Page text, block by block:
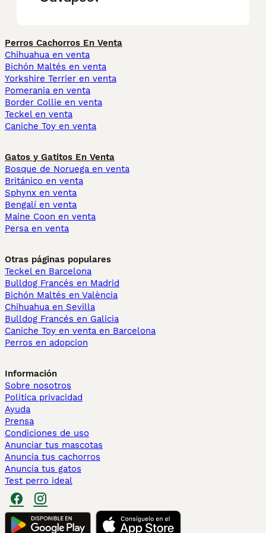
Perros Cachorros En Venta
Chihuahua en venta
Bichón Maltés en venta
Yorkshire Terrier en venta
Pomerania en venta
Border Collie en venta
Teckel en venta
Caniche Toy en venta
Gatos y Gatitos En Venta
Bosque de Noruega en venta
Británico en venta
Sphynx en venta
Bengalí en venta
Maine Coon en venta
Persa en venta
Otras páginas populares
Teckel en Barcelona
Bulldog Francés en Madrid
Bichón Maltés en València
Chihuahua en Sevilla
Bulldog Francés en Galicia
Caniche Toy en venta en Barcelona
Perros en adopcion
Información
Sobre nosotros
Politica privacidad
Ayuda
Prensa
Condiciones de uso
Anunciar tus mascotas
Anuncia tus cachorros
Anuncia tus gatos
Test perro ideal